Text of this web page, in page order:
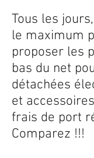
Tous les
le maximum
proposer les
bas du net
détachées
et
frais de port
Comparez !!!